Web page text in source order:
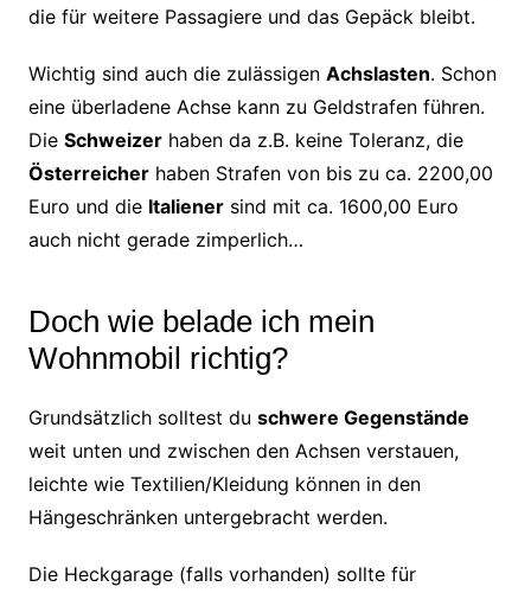
die für weitere Passagiere und das Gepäck bleibt.
Wichtig sind auch die zulässigen Achslasten. Schon
eine überladene Achse kann zu Geldstrafen führen.
Die Schweizerhaben da z.B. keine Toleranz, die
Österreicherhaben Strafen von bis zu ca. 2200,00
Euro und die Italienersind mit ca. 1600,00 Euro
auch nicht gerade zimperlich…
Doch wie belade ich mein
Wohnmobil richtig?
Grundsätzlich solltest du schwere Gegenstände
weit unten und zwischen den Achsen verstauen,
leichte wie Textilien/Kleidung können in den
Hängeschränken untergebracht werden.
Die Heckgarage (falls vorhanden) sollte für